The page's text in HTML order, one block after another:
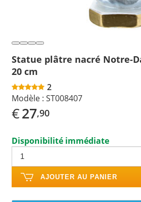
Statue plâtre nacré Notre-
20 cm
2
Modèle : ST008407
€27,90
Disponibilité immédiate
AJOUTER AU PANIER